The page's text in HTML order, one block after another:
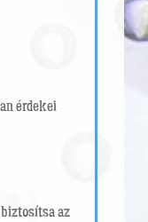
érdekei
az